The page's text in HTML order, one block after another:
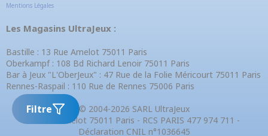
Filtre
Mentions Légales
Les Magasins UltraJeux :
Bastille : 13 Rue Amelot 75011 Paris
Oberkampf : 108 Bd Richard Lenoir 75011 Paris
Bar à Jeux "L'OberJeux" : 47 Rue de la Folie Méricourt 75011 Paris
Rennes-Raspail : 110 Rue de Rennes 75006 Paris
© 2004-2026 SARL UltraJeux
13 Rue Amelot 75011 Paris - RCS PARIS 477 974 711 -
Déclaration CNIL n°1036645